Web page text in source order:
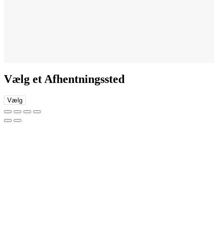
Vælg et Afhentningssted
Vælg